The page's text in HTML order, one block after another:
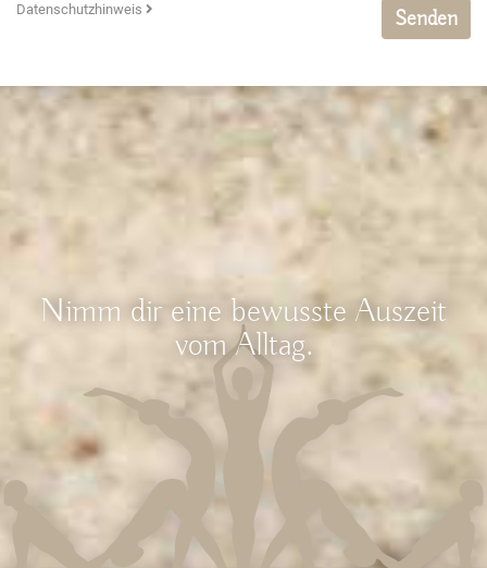
Datenschutzhinweis Senden
Nimm dir eine bewusste Auszeit
vom Alltag.